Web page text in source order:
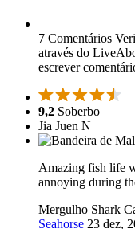
7 Comentários
através do
escrever
9,2 Soberbo
Jia Juen N
Amazing fish life
annoying during
Mergulho Shark
Seahorse 23 dez,